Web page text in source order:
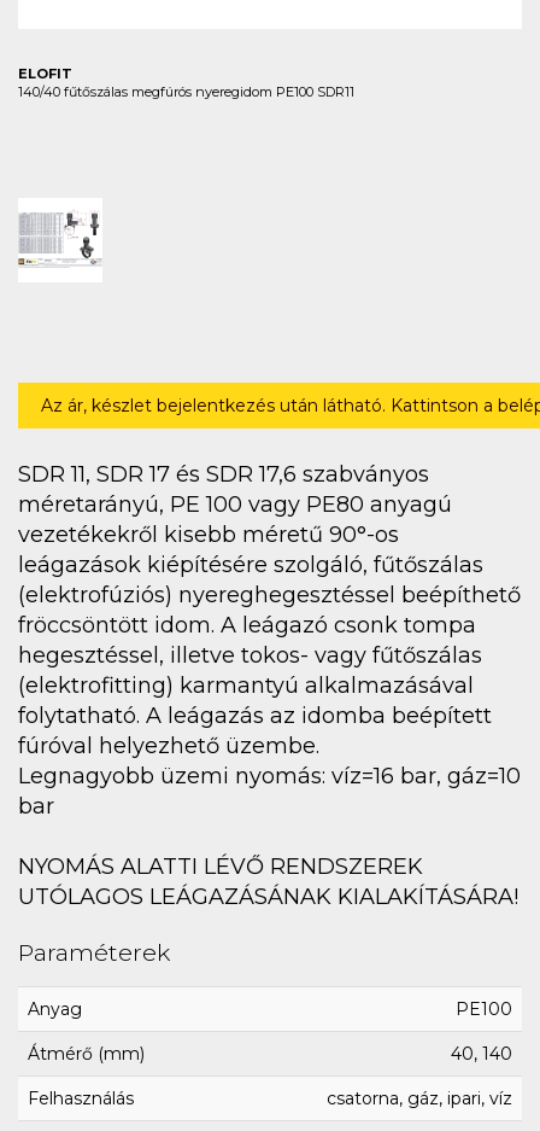
ELOFIT
140/40 fűtőszálas megfúrós nyeregidom PE100 SDR11
Az ár, készlet bejelentkezés után látható. Kattintson a
SDR 11, SDR 17 és SDR 17,6 szabványos
méretarányú, PE 100 vagy PE80 anyagú
vezetékekről kisebb méretű 90°-os
leágazások kiépítésére szolgáló, fűtőszálas
(elektrofúziós) nyereghegesztéssel beépíthető
fröccsöntött idom. A leágazó csonk tompa
hegesztéssel, illetve tokos- vagy fűtőszálas
(elektrofitting) karmantyú alkalmazásával
folytatható. A leágazás az idomba beépített
fúróval helyezhető üzembe.
Legnagyobb üzemi nyomás: víz=16 bar, gáz=10
bar
NYOMÁS ALATTI LÉVŐ RENDSZEREK
UTÓLAGOS LEÁGAZÁSÁNAK KIALAKÍTÁSÁRA!
Paraméterek
Anyag PE100
Átmérő (mm) 40, 140
Felhasználás csatorna, gáz, ipari, víz